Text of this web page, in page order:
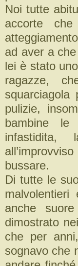
Noi tutte
accorte
ad aver a
lei è stato
ragazze,
pulizie,
bambine le
infastidita,
bussare.
Di tutte le
anche
dimostrato
che per
sognavo che